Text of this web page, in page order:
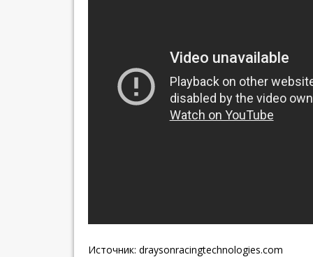
Источник: draysonracingtechnologies.com